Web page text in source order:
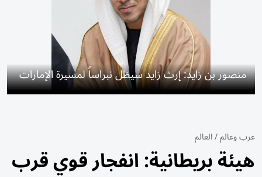
منصور بن زايد: إرث زايد سيظل نبراساً لمسيرة الإمارات
عرب وعالم/العالم
هيئة بريطانية: انفجار قوي قرب